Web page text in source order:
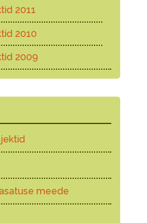
2011
2010
2009
meede